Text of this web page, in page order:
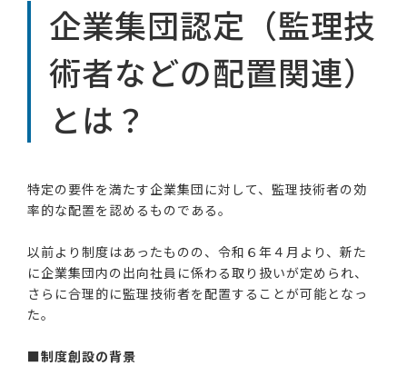
企業集団認定（監理技
術者などの配置関連）
とは？
特定の要件を満たす企業集団に対して、監理技術者の効
率的な配置を認めるものである。
以前より制度はあったものの、令和６年４月より、新た
に企業集団内の出向社員に係わる取り扱いが定められ、
さらに合理的に監理技術者を配置することが可能となっ
た。
■制度創設の背景